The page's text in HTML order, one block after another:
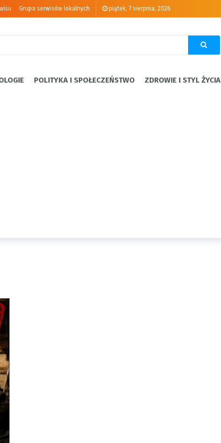
Grupa serwisów lokalnych piątek, 7 sierpnia, 2026
POLITYKA I SPOŁECZEŃSTWO ZDROWIE I STYL ŻYCIA